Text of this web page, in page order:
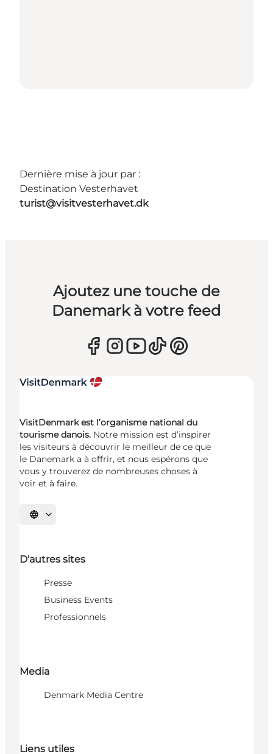
Dernière mise à jour par :
Destination Vesterhavet
turist@visitvesterhavet.dk
Ajoutez une touche de
Danemark à votre feed
VisitDenmark est l’organisme national du
tourisme danois. Notre mission est d’inspirer
les visiteurs à découvrir le meilleur de ce que
le Danemark a à offrir, et nous espérons que
vous y trouverez de nombreuses choses à
voir et à faire.
Choisissez la langue
D'autres sites
Presse
Business Events
Professionnels
Media
Denmark Media Centre
Liens utiles